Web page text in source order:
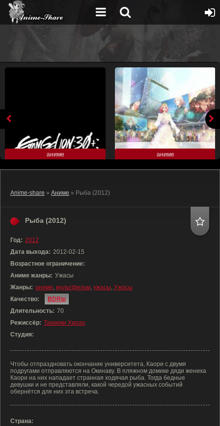
аниме аниме
Anime-share » Аниме » Рыба (2012)
Рыба (2012)
Год: 2012
Дата выхода: 2012-02-15
Возрастное ограничение:
Аниме жанры: Ужасы
Жанры: аниме, мультфильм, ужасы, Ужасы
Качество:
BDRip
Длительность: 70
Режиссёр: Такаюки Хирао
Студия:
Чтобы отпраздновать окончание университета, Каори с двумя
подругами отправляются на Окинаву. В пляжном домике дяди жениха
Каори на них нападает странная ходячая рыба. Тогда бедные
девушки и не представляли, какой чередой ужасных событий
обернётся для них эта встреча.
Страна: